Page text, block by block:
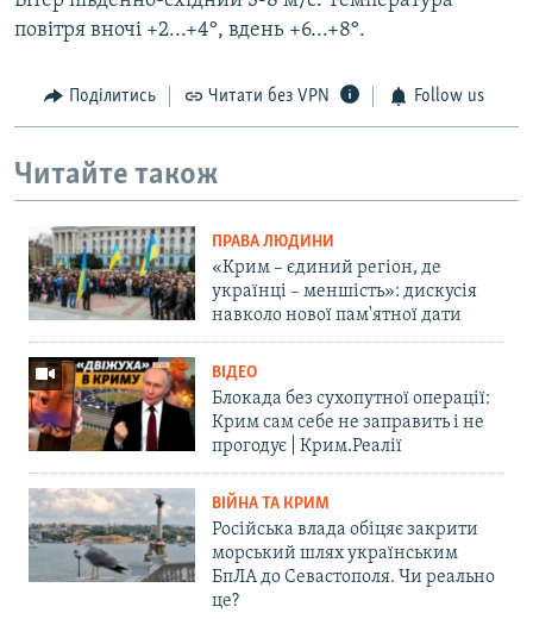
повітря вночі +2...+4°, вдень +6...+8°.
Поділитись Читати без VPN Follow us
Читайте також
ПРАВА ЛЮДИНИ
«Крим – єдиний регіон, де
українці – меншість»: дискусія
навколо нової пам'ятної дати
ВІДЕО
Блокада без сухопутної операції:
Крим сам себе не заправить і не
прогодує | Крим.Реалії
ВІЙНА ТА КРИМ
Російська влада обіцяє закрити
морський шлях українським
БпЛА до Севастополя. Чи реально
це?